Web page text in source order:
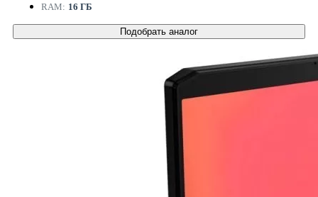
RAM: 16 ГБ
Подобрать аналог